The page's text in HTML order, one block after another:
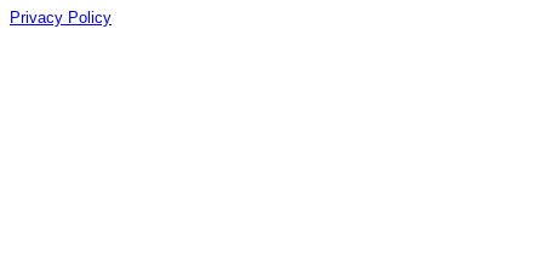
Privacy Policy